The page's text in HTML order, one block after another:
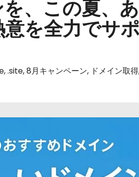
、この夏、
を全力でサ
,.site,8月キャンペーン, ドメイン取得